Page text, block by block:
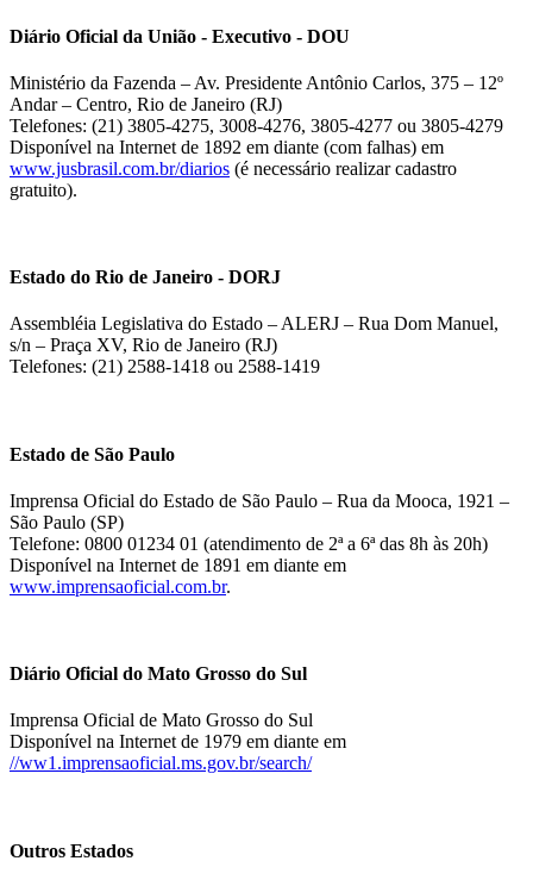
Diário Oficial da União - Executivo - DOU
Ministério da Fazenda – Av. Presidente Antônio Carlos, 375 – 12º
Andar – Centro, Rio de Janeiro (RJ)
Telefones: (21) 3805-4275, 3008-4276, 3805-4277 ou 3805-4279
Disponível na Internet de 1892 em diante (com falhas) em
www.jusbrasil.com.br/diarios (é necessário realizar cadastro
gratuito).
Estado do Rio de Janeiro - DORJ
Assembléia Legislativa do Estado – ALERJ – Rua Dom Manuel,
s/n – Praça XV, Rio de Janeiro (RJ)
Telefones: (21) 2588-1418 ou 2588-1419
Estado de São Paulo
Imprensa Oficial do Estado de São Paulo – Rua da Mooca, 1921 –
São Paulo (SP)
Telefone: 0800 01234 01 (atendimento de 2ª a 6ª das 8h às 20h)
Disponível na Internet de 1891 em diante em
www.imprensaoficial.com.br.
Diário Oficial do Mato Grosso do Sul
Imprensa Oficial de Mato Grosso do Sul
Disponível na Internet de 1979 em diante em
//ww1.imprensaoficial.ms.gov.br/search/
Outros Estados